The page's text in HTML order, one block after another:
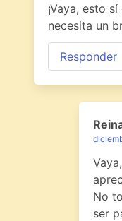
¡Vaya, esto
necesita un
Responder
No
ser